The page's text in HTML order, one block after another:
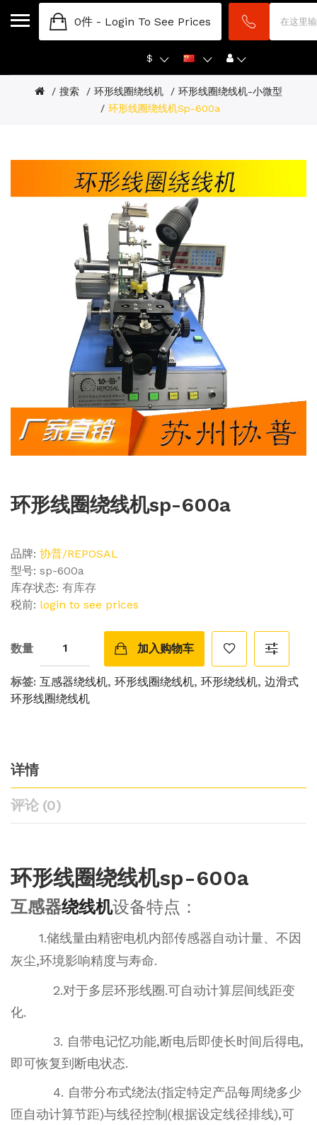
$
0件 - Login To See Prices
搜索 环形线圈绕线机
环形线圈绕线机-小微型
环形线圈绕线机sp-600a
环形线圈绕线机sp-600a
品牌: 协普/REPOSAL
型号: sp-600a
库存状态: 有库存
税前: login to see prices
数量 加入购物车
标签: 互感器绕线机, 环形线圈绕线机, 环形绕线机, 边滑式
环形线圈绕线机
详情
评论 (0)
环形线圈绕线机sp-600a
互感器绕线机设备特点：
1.储线量由精密电机内部传感器自动计量、不因
灰尘,环境影响精度与寿命.
2.对于多层环形线圈.可自动计算层间线距变
化.
3. 自带电记忆功能,断电后即使长时间后得电,
即可恢复到断电状态.
4. 自带分布式绕法(指定特定产品每周绕多少
匝自动计算节距)与线径控制(根据设定线径排线),可